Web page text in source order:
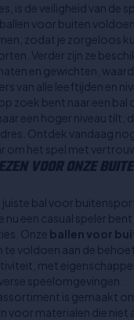
is de veiligheid van de
voor buiten
zodat je zorgeloos
Verder zijn ze
en gewichten,
van alle leeftijden en
zoek bent naar een bal
een hoger niveau tilt,
Ontdek vandaag
om het spel met
VOOR ONZE
juiste bal voor
nu een casual speler
Onze ballen voor
voldoen aan de
met
speelomgevingen.
is gemaakt
voor materialen die niet